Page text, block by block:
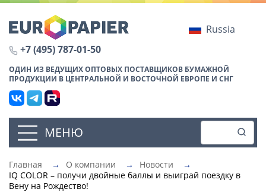
Russia
+7 (495) 787-01-50
ОДИН ИЗ ВЕДУЩИХ ОПТОВЫХ ПОСТАВЩИКОВ БУМАЖНОЙ
ПРОДУКЦИИ В ЦЕНТРАЛЬНОЙ И ВОСТОЧНОЙ ЕВРОПЕ И СНГ
МЕНЮ
Главная → О компании → Новости
→
IQ COLOR – получи двойные баллы и выиграй поездку в
Вену на Рождество!